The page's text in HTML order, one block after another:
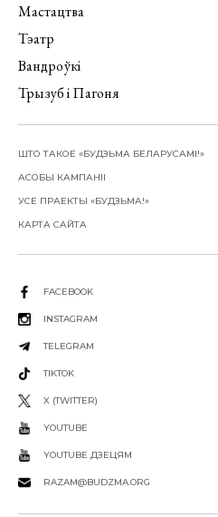
Мастацтва
Тэатр
Вандроўкі
Трызуб і Пагоня
ШТО ТАКОЕ «БУДЗЬМА БЕЛАРУСАМІ!»
АСОБЫ КАМПАНІІ
УСЕ ПРАЕКТЫ «БУДЗЬМА!»
КАРТА САЙТА
FACEBOOK
INSTAGRAM
TELEGRAM
TIKTOK
X (TWITTER)
YOUTUBE
YOUTUBE ДЗЕЦЯМ
RAZAM@BUDZMA.ORG